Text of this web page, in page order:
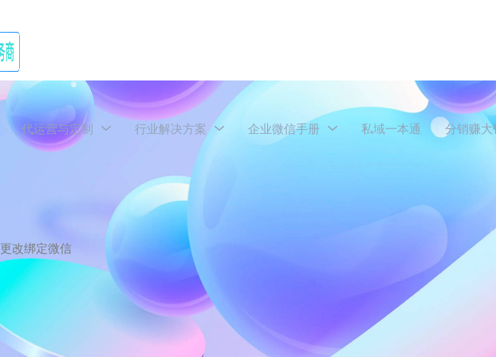
代运营与定制 行业解决方案 企业微信手册 私域一本通 分销赚大
更改绑定微信